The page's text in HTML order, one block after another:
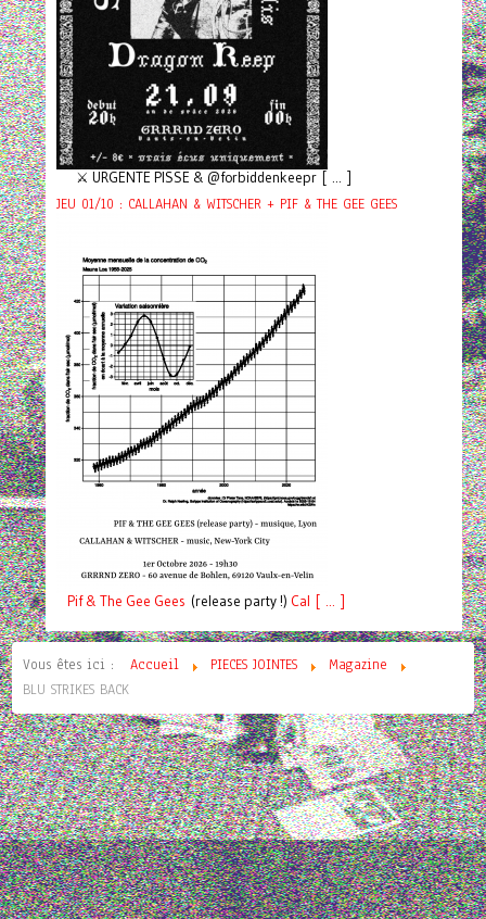
⚔️ URGENTE PISSE & @forbiddenkeepr [ ... ]
JEU 01/10 : CALLAHAN & WITSCHER + PIF & THE GEE GEES
Pif& The Gee Gees (release party !) Cal [ ... ]
Vous êtes ici : Accueil PIECES JOINTES
Magazine
BLU STRIKES BACK